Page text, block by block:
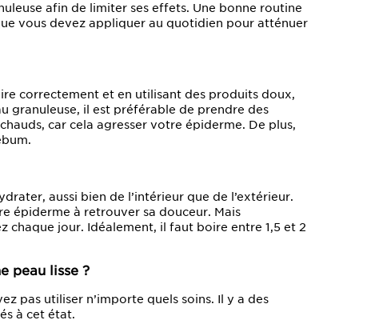
afin de limiter ses effets. Une bonne routine
vous devez appliquer au quotidien pour atténuer
correctement et en utilisant des produits doux,
granuleuse, il est préférable de prendre des
car cela agresser votre épiderme. De plus,
aussi bien de l’intérieur que de l’extérieur.
épiderme à retrouver sa douceur. Mais
chaque jour. Idéalement, il faut boire entre 1,5 et 2
peau lisse ?
pas utiliser n’importe quels soins. Il y a des
à cet état.